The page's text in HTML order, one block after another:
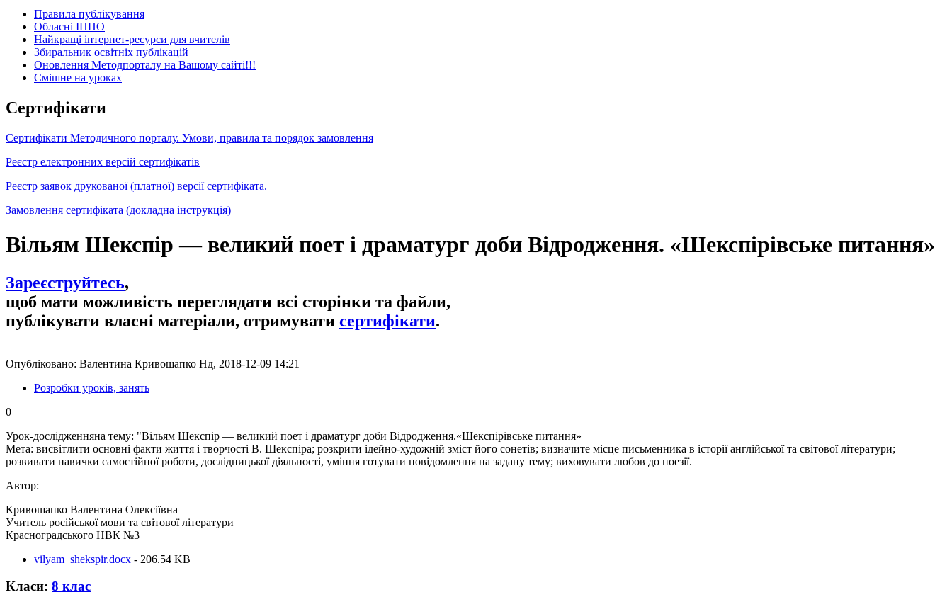
Правила публікування
Обласні ІППО
Найкращі інтернет-ресурси для вчителів
Збиральник освітніх публікацій
Оновлення Методпорталу на Вашому сайті!!!
Cмішне на уроках
Сертифікати
Сертифікати Методичного порталу. Умови, правила та порядок замовлення
Реєстр електронних версій сертифікатів
Реєстр заявок друкованої (платної) версії сертифіката.
Замовлення сертифіката (докладна інструкція)
Вільям Шекспір — великий поет і драматург доби Відродження. «Шекспірівське питання»
Зареєструйтесь,
щоб мати можливість переглядати всі сторінки та файли,
публікувати власні матеріали, отримувати сертифікати.
Опубліковано: Валентина Кривошапко Нд, 2018-12-09 14:21
Розробки уроків, занять
0
Урок-дослідженняна тему: "Вільям Шекспір — великий поет і драматург доби Відродження.«Шекспірівське питання»
Мета: висвітлити основні факти життя і творчості В. Шекспіра; розкрити ідейно-художній зміст його сонетів; визначите місце письменника в історії англійської та світової літератури;
розвивати навички самостійної роботи, дослідницької діяльності, уміння готувати повідомлення на задану тему; виховувати любов до поезії.
Автор:
Кривошапко Валентина Олексіївна
Учитель російської мови та світової літератури
Красноградського НВК №3
vilyam_shekspir.docx - 206.54 KB
Класи: 8 клас